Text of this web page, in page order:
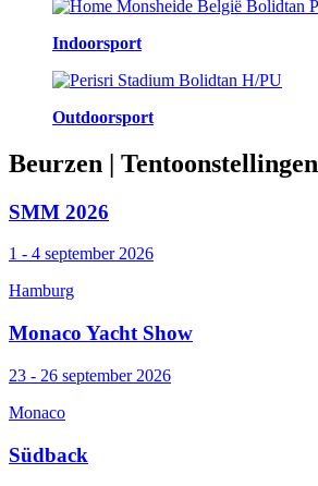
Indoorsport
Outdoorsport
Beurzen | Tentoonstellingen
SMM 2026
1 - 4 september 2026
Hamburg
Monaco Yacht Show
23 - 26 september 2026
Monaco
Südback